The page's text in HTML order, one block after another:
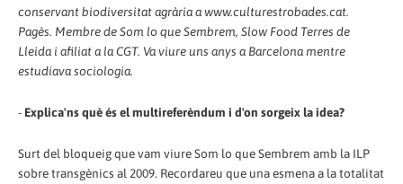
conservant biodiversitat agrària a www.culturestrobades.cat.
Pagès. Membre de Som lo que Sembrem, Slow Food Terres de
Lleida i afiliat a la CGT. Va viure uns anys a Barcelona mentre
estudiava sociologia.
- Explica'ns què és el multireferèndum i d'on sorgeix la idea?
Surt del bloqueig que vam viure Som lo que Sembrem amb la ILP
sobre transgènics al 2009. Recordareu que una esmena a la totalitat